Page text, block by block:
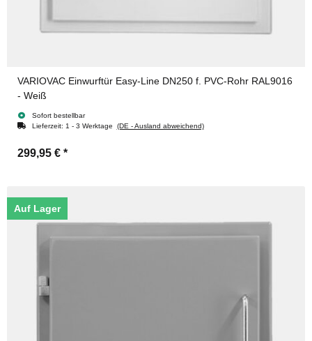
VARIOVAC Einwurftür Easy-Line DN250 f. PVC-Rohr RAL9016
- Weiß
Sofort bestellbar
Lieferzeit: 1 - 3 Werktage (DE - Ausland abweichend)
299,95 € *
Auf Lager